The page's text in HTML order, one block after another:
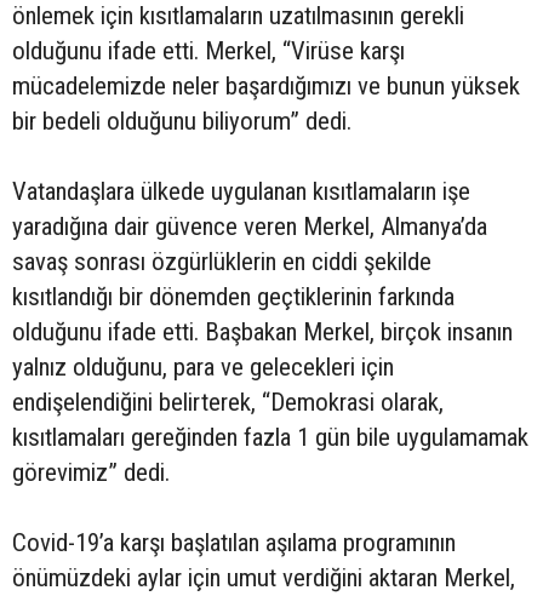
önlemek için kısıtlamaların uzatılmasının gerekli
olduğunu ifade etti. Merkel, “Virüse karşı
mücadelemizde neler başardığımızı ve bunun yüksek
bir bedeli olduğunu biliyorum” dedi.
Vatandaşlara ülkede uygulanan kısıtlamaların işe
yaradığına dair güvence veren Merkel, Almanya’da
savaş sonrası özgürlüklerin en ciddi şekilde
kısıtlandığı bir dönemden geçtiklerinin farkında
olduğunu ifade etti. Başbakan Merkel, birçok insanın
yalnız olduğunu, para ve gelecekleri için
endişelendiğini belirterek, “Demokrasi olarak,
kısıtlamaları gereğinden fazla 1 gün bile uygulamamak
görevimiz” dedi.
Covid-19’a karşı başlatılan aşılama programının
önümüzdeki aylar için umut verdiğini aktaran Merkel,